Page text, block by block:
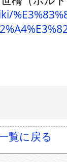
覧に戻る